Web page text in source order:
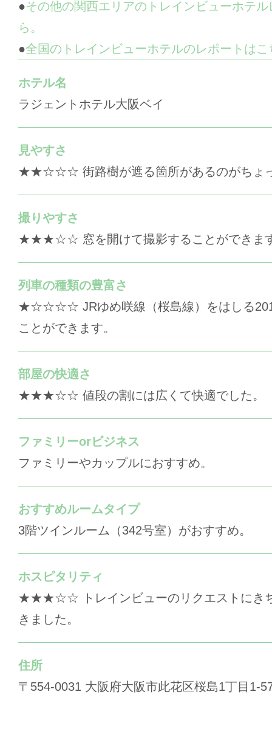
●その他の関西エリアのトレインビューホテ
ら。
●全国のトレインビューホテルのレポートはこ
ホテル名
ラジェントホテル大阪ベイ
見やすさ
★★☆☆☆ 街路樹が遮る箇所があるのがちょ
撮りやすさ
★★★☆☆ 窓を開けて撮影することができま
列車の種類の豊富さ
★☆☆☆☆ JRゆめ咲線（桜島線）をはしる201
ことができます。
部屋の快適さ
★★★☆☆ 値段の割には広くて快適でした。
ファミリーorビジネス
ファミリーやカップルにおすすめ。
おすすめルームタイプ
3階ツインルーム（342号室）がおすすめ。
ホスピタリティ
★★★☆☆ トレインビューのリクエストにき
きました。
住所
〒554-0031 大阪府大阪市此花区桜島1丁目1-